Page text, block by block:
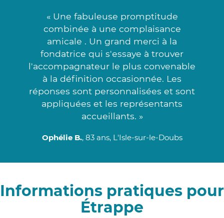
« Une fabuleuse promptitude
combinée à une complaisance
amicale . Un grand merci à la
fondatrice qui s'essaye à trouver
l'accompagnateur le plus convenable
à la définition occasionnée. Les
réponses sont personnalisées et sont
appliquées et les représentants
accueillants. »
Ophélie B., 83 ans, L'Isle-sur-le-Doubs
Informations pratiques pour
Étrappe